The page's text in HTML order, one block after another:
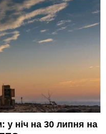
у ніч на 30 липня на